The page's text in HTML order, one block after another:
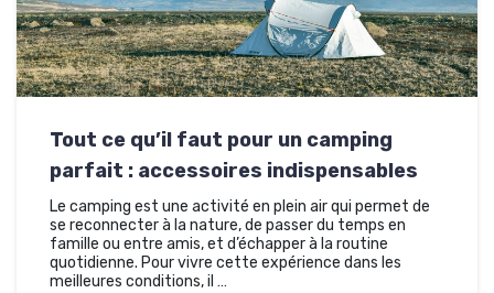
Tout ce qu’il faut pour un camping
parfait : accessoires indispensables
Le camping est une activité en plein air qui permet de
se reconnecter à la nature, de passer du temps en
famille ou entre amis, et d’échapper à la routine
quotidienne. Pour vivre cette expérience dans les
meilleures conditions, il …